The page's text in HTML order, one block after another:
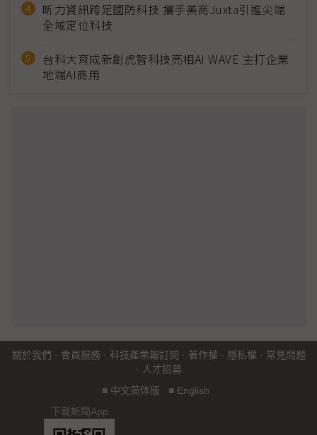
昕力資訊跨足國防科技 攜手美商Juxta引進尖端
全域定位科技
台科大育成新創虎智科技亮相AI WAVE 主打企業
地端AI商用
關於我們 · 會員服務 · 科技產業報訂閱 · 著作權 · 隱私權 · 常見問題
· 人才招募
■ 中文简体版 ■ English
下載新聞App